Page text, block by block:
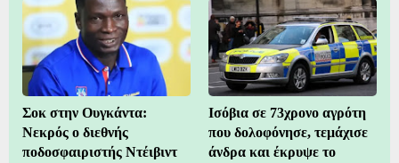
Σοκ στην Ουγκάντα:
Νεκρός ο διεθνής
ποδοσφαιριστής Ντέιβιντ
Ισόβια σε 73χρονο αγρότη
που δολοφόνησε, τεμάχισε
άνδρα και έκρυψε το